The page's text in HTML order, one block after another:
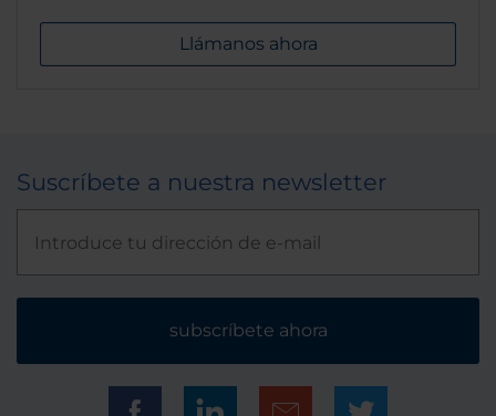
Llámanos ahora
Suscríbete a nuestra newsletter
subscríbete ahora